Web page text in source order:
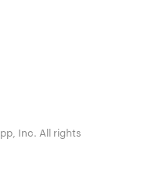
Inc. All rights